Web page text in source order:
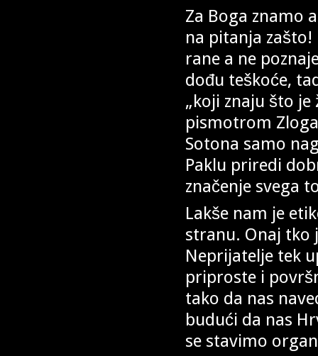
Za Boga znamo
na pitanja
rane a ne
dođu teškoće,
„koji znaju što
pismotrom
Sotona samo
Paklu priredi
značenje svega
Lakše nam je
stranu. Onaj tko
Neprijatelje tek
priproste i
tako da nas
budući da nas
se stavimo